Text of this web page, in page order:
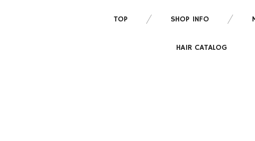
TOP SHOP INFO
HAIR CATALOG